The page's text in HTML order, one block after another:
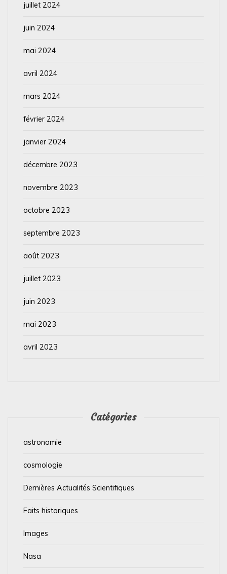
juillet 2024
juin 2024
mai 2024
avril 2024
mars 2024
février 2024
janvier 2024
décembre 2023
novembre 2023
octobre 2023
septembre 2023
août 2023
juillet 2023
juin 2023
mai 2023
avril 2023
Catégories
astronomie
cosmologie
Dernières Actualités Scientifiques
Faits historiques
Images
Nasa